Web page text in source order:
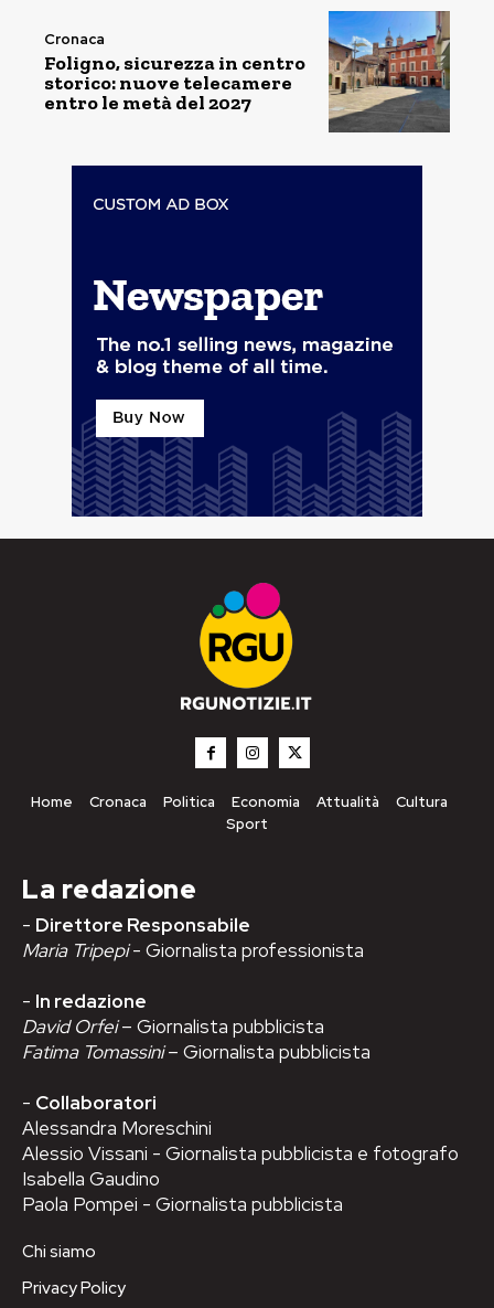
Cronaca
Foligno, sicurezza in centro
storico: nuove telecamere
entro le metà del 2027
Home Cronaca Politica Economia Attualità
Cultura
Sport
La redazione
- Direttore Responsabile
Maria Tripepi- Giornalista professionista
- In redazione
David Orfei– Giornalista pubblicista
Fatima Tomassini– Giornalista pubblicista
- Collaboratori
Alessandra Moreschini
Alessio Vissani - Giornalista pubblicista e fotografo
Isabella Gaudino
Paola Pompei - Giornalista pubblicista
Chi siamo
Privacy Policy